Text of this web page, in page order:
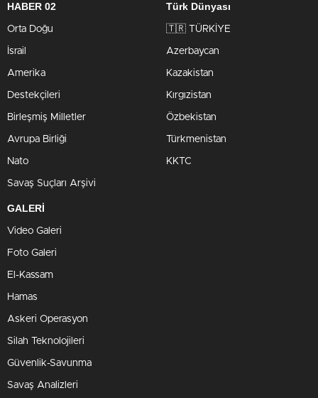
HABER 02
Orta Doğu
İsrail
Amerika
Destekçileri
Birleşmiş Milletler
Avrupa Birliği
Nato
Savaş Suçları Arşivi
Türk Dünyası
🇹🇷 TÜRKİYE
Azerbaycan
Kazakistan
Kırgızistan
Özbekistan
Türkmenistan
KKTC
GALERİ
Video Galeri
Foto Galeri
El-Kassam
Hamas
Askeri Operasyon
Silah Teknolojileri
Güvenlik-Savunma
Savaş Analizleri